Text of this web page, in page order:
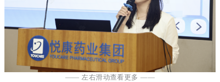
—— 左右滑动查看更多 ——